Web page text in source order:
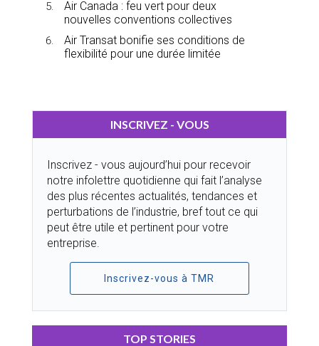
Air Canada : feu vert pour deux
nouvelles conventions collectives
Air Transat bonifie ses conditions de
flexibilité pour une durée limitée
INSCRIVEZ - VOUS
Inscrivez - vous aujourd’hui pour recevoir
notre infolettre quotidienne qui fait l’analyse
des plus récentes actualités, tendances et
perturbations de l’industrie, bref tout ce qui
peut être utile et pertinent pour votre
entreprise.
Inscrivez-vous à TMR
TOP STORIES